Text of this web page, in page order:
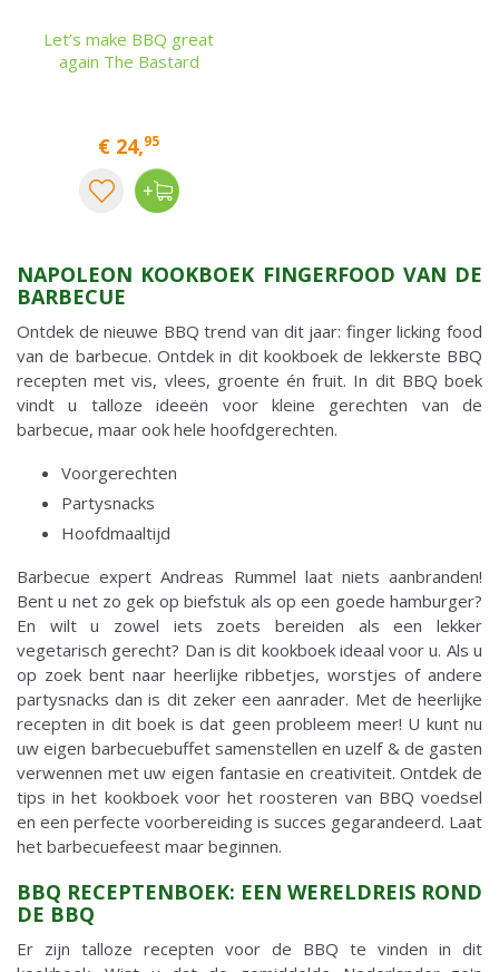
Let’s make BBQ great
again The Bastard
€ 24,95
NAPOLEON KOOKBOEK FINGERFOOD VAN DE
BARBECUE
Ontdek de nieuwe BBQ trend van dit jaar: finger licking food
van de barbecue. Ontdek in dit kookboek de lekkerste BBQ
recepten met vis, vlees, groente én fruit. In dit BBQ boek
vindt u talloze ideeën voor kleine gerechten van de
barbecue, maar ook hele hoofdgerechten.
Voorgerechten
Partysnacks
Hoofdmaaltijd
Barbecue expert Andreas Rummel laat niets aanbranden!
Bent u net zo gek op biefstuk als op een goede hamburger?
En wilt u zowel iets zoets bereiden als een lekker
vegetarisch gerecht? Dan is dit kookboek ideaal voor u. Als u
op zoek bent naar heerlijke ribbetjes, worstjes of andere
partysnacks dan is dit zeker een aanrader. Met de heerlijke
recepten in dit boek is dat geen probleem meer! U kunt nu
uw eigen barbecuebuffet samenstellen en uzelf & de gasten
verwennen met uw eigen fantasie en creativiteit. Ontdek de
tips in het kookboek voor het roosteren van BBQ voedsel
en een perfecte voorbereiding is succes gegarandeerd. Laat
het barbecuefeest maar beginnen.
BBQ RECEPTENBOEK: EEN WERELDREIS ROND
DE BBQ
Er zijn talloze recepten voor de BBQ te vinden in dit